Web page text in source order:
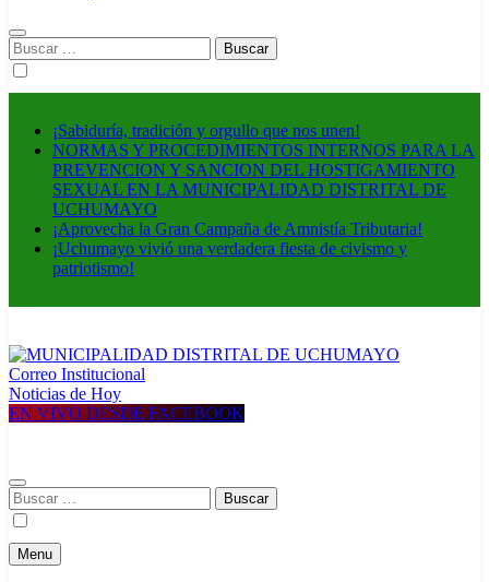
Buscar:
¡Sabiduría, tradición y orgullo que nos unen!
NORMAS Y PROCEDIMIENTOS INTERNOS PARA LA
PREVENCION Y SANCION DEL HOSTIGAMIENTO
SEXUAL EN LA MUNICIPALIDAD DISTRITAL DE
UCHUMAYO
¡Aprovecha la Gran Campaña de Amnistía Tributaria!
¡Uchumayo vivió una verdadera fiesta de civismo y
patriotismo!
MUNICIPALIDAD DISTRITAL DE UCHUMAYO
Construyendo una nueva Historia
Correo Institucional
Noticias de Hoy
EN VIVO DESDE FACEBOOK
Buscar:
Menu